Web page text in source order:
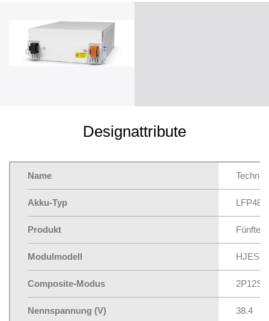
Designattribute
Name
Akku-Typ
Produkt Fünfte
Modulmodell
Composite-Modus 2P12S
Nennspannung (V) 38.4